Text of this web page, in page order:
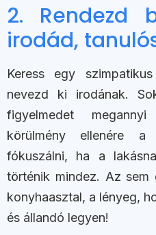
2. Rendezd
irodád,
Keress egy
nevezd ki irodának.
figyelmedet
körülmény ellenére
fókuszálni, ha a
történik mindez. Az sem
konyhaasztal, a lényeg,
és állandó legyen!